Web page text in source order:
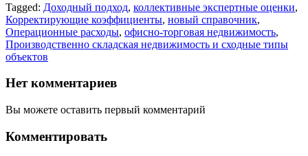
Tagged: Доходный подход, коллективные экспертные оценки,
Корректирующие коэффициенты, новый справочник,
Операционные расходы, офисно-торговая недвижимость,
Производственно складская недвижимость и сходные типы
объектов
Нет комментариев
Вы можете оставить первый комментарий
Комментировать